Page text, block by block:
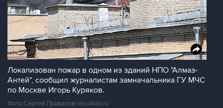
Локализован пожар в одном из зданий НПО "Алмаз-
Антей", сообщил журналистам замначальника ГУ МЧС
по Москве Игорь Куряков.
Фото Сергей Привалов/visuallab.ru